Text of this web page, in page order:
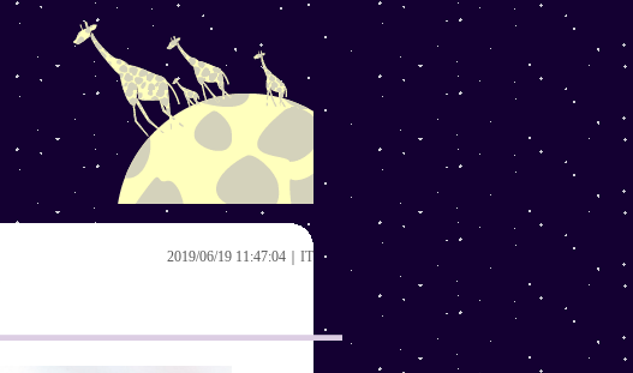
2019/06/19 11:47:04｜ IT